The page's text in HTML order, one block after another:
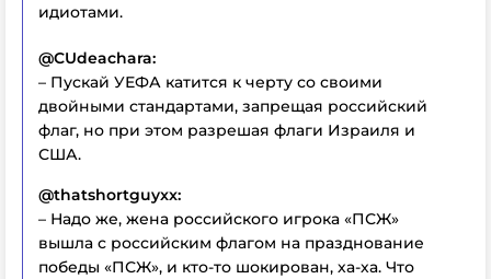
идиотами.
@CUdeachara:
– Пускай УЕФА катится к черту со своими
двойными стандартами, запрещая российский
флаг, но при этом разрешая флаги Израиля и
США.
@thatshortguyxx:
– Надо же, жена российского игрока «ПСЖ»
вышла с российским флагом на празднование
победы «ПСЖ», и кто-то шокирован, ха-ха. Что